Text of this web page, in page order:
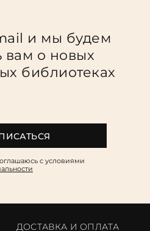
и мы будем
вам о новых
библиотеках
c условиями
ДОСТАВКА И ОПЛАТА